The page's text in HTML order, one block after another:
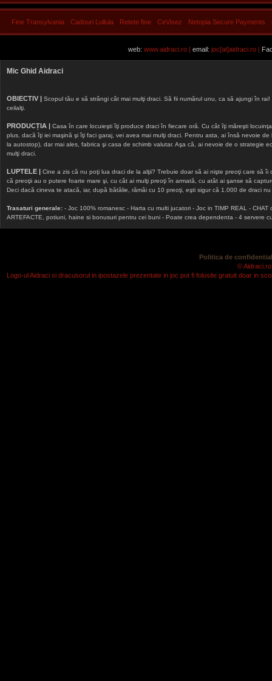
Fine Transylvania Cadouri Lullula Retete fine CeVisez Netopia Secure Payments
web: www.aidraci.ro | email: joc[at]aidraci.ro |
Mic Ghid Aidraci
OBIECTIV | Scopul tău e să strângi cât mai mulţi draci. Să fii numărul unu, ca să ajungi în
ceilalţi.
PRODUCȚIA | Casa în care locuieşti îţi produce draci în fiecare oră. Cu cât îţi măreşti
plus, dacă îţi iei maşină şi îţi faci garaj, vei avea mai mulţi draci. Pentru asta, ai însă nevoie
la autostop), dar mai ales, fabrica şi casa de schimb valutar. Aşa că, ai nevoie de o strategie
mulţi draci.
LUPTELE | Cine a zis că nu poţi lua draci de la alţii? Trebuie doar să ai nişte preoţi care să
că preoţii au o putere foarte mare şi, cu cât ai mulţi preoţi în armată, cu atât ai şanse să
Deci dacă cineva te atacă, iar, după bătălie, rămâi cu 10 preoţi, eşti sigur că 1.000 de draci
Trasaturi generale: - Joc 100% romanesc - Harta cu multi jucatori - Joc in TIMP REAL -
ARTEFACTE, potiuni, haine si bonusuri pentru cei buni - Poate crea dependenta - 4 servere
Politica de
©
Logo-ul Aidraci si dracusorul in ipostazele prezentate in joc pot fi folosite gratuit doar in